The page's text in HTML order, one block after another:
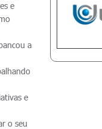
e
a
e
o seu